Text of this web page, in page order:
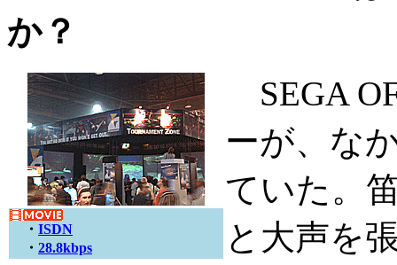
か？
・ ISDN
・ 28.8kbps
SEGA
ーが、な
ていた。
と大声を